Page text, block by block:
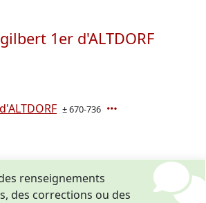
1er d'ALTDORF
± 670-736
renseignements
des corrections ou des